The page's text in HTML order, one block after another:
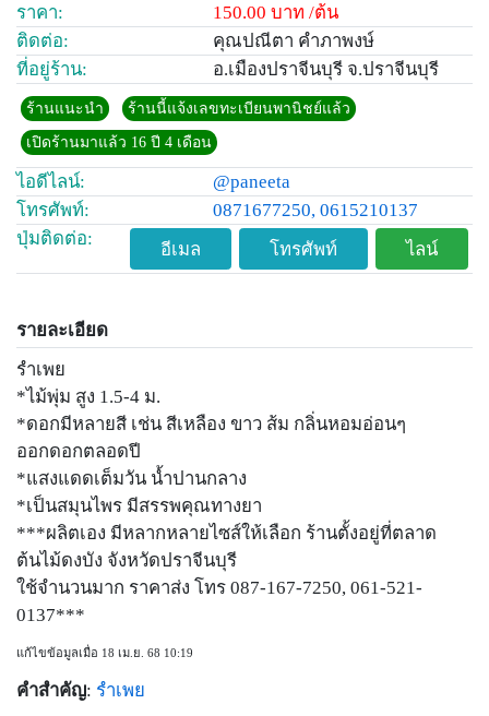
ราคา:
150.00 บาท /ต้น
ติดต่อ:
คุณปณีตา คำภาพงษ์
ที่อยู่ร้าน:
อ.เมืองปราจีนบุรี จ.ปราจีนบุรี
ร้านแนะนำ ร้านนี้แจ้งเลขทะเบียนพานิชย์แล้ว
เปิดร้านมาแล้ว 16 ปี 4 เดือน
ไอดีไลน์:
@paneeta
โทรศัพท์:
0871677250, 0615210137
ปุ่มติดต่อ:
อีเมล โทรศัพท์ ไลน์
รายละเอียด
รำเพย
*ไม้พุ่ม สูง 1.5-4 ม.
*ดอกมีหลายสี เช่น สีเหลือง ขาว ส้ม กลิ่นหอมอ่อนๆ
ออกดอกตลอดปี
*แสงแดดเต็มวัน น้ำปานกลาง
*เป็นสมุนไพร มีสรรพคุณทางยา
***ผลิตเอง มีหลากหลายไซส์ให้เลือก ร้านตั้งอยู่ที่ตลาด
ต้นไม้ดงบัง จังหวัดปราจีนบุรี
ใช้จำนวนมาก ราคาส่ง โทร 087-167-7250, 061-521-
0137***
แก้ไขข้อมูลเมื่อ 18 เม.ย. 68 10:19
คำสำคัญ: รำเพย